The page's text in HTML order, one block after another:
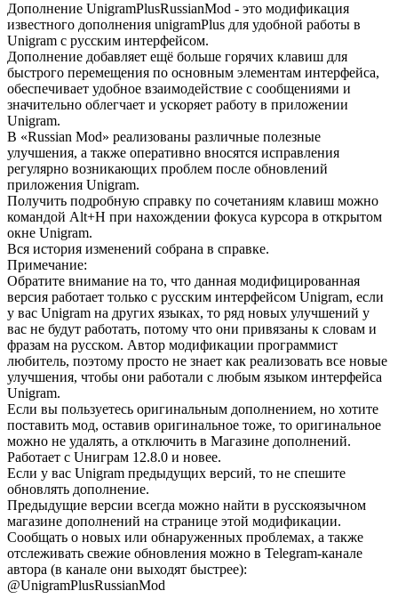
Дополнение UnigramPlusRussianMod - это модификация
известного дополнения unigramPlus для удобной работы в
Unigram с русским интерфейсом.
Дополнение добавляет ещё больше горячих клавиш для
быстрого перемещения по основным элементам интерфейса,
обеспечивает удобное взаимодействие с сообщениями и
значительно облегчает и ускоряет работу в приложении
Unigram.
В «Russian Mod» реализованы различные полезные
улучшения, а также оперативно вносятся исправления
регулярно возникающих проблем после обновлений
приложения Unigram.
Получить подробную справку по сочетаниям клавиш можно
командой Alt+H при нахождении фокуса курсора в открытом
окне Unigram.
Вся история изменений собрана в справке.
Примечание:
Обратите внимание на то, что данная модифицированная
версия работает только с русским интерфейсом Unigram, если
у вас Unigram на других языках, то ряд новых улучшений у
вас не будут работать, потому что они привязаны к словам и
фразам на русском. Автор модификации программист
любитель, поэтому просто не знает как реализовать все новые
улучшения, чтобы они работали с любым языком интерфейса
Unigram.
Если вы пользуетесь оригинальным дополнением, но хотите
поставить мод, оставив оригинальное тоже, то оригинальное
можно не удалять, а отключить в Магазине дополнений.
Работает с Uниграм 12.8.0 и новее.
Если у вас Unigram предыдущих версий, то не спешите
обновлять дополнение.
Предыдущие версии всегда можно найти в русскоязычном
магазине дополнений на странице этой модификации.
Сообщать о новых или обнаруженных проблемах, а также
отслеживать свежие обновления можно в Telegram-канале
автора (в канале они выходят быстрее):
@UnigramPlusRussianMod